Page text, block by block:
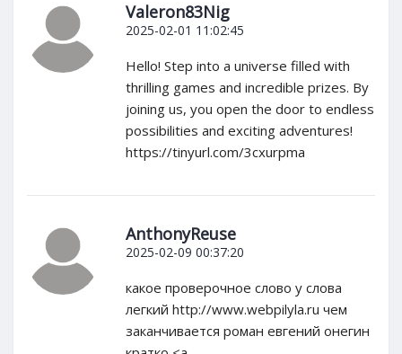
Valeron83Nig
2025-02-01 11:02:45
Hello! Step into a universe filled with
thrilling games and incredible prizes. By
joining us, you open the door to endless
possibilities and exciting adventures!
https://tinyurl.com/3cxurpma
AnthonyReuse
2025-02-09 00:37:20
какое проверочное слово у слова
легкий http://www.webpilyla.ru чем
заканчивается роман евгений онегин